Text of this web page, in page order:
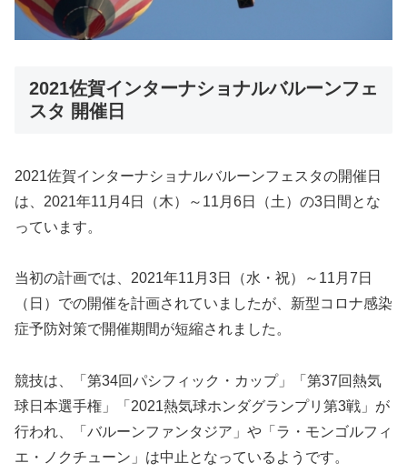
2021佐賀インターナショナルバルーンフェ
スタ 開催日
2021佐賀インターナショナルバルーンフェスタの開催日
は、2021年11月4日（木）～11月6日（土）の3日間とな
っています。
当初の計画では、2021年11月3日（水・祝）～11月7日
（日）での開催を計画されていましたが、新型コロナ感染
症予防対策で開催期間が短縮されました。
競技は、「第34回パシフィック・カップ」「第37回熱気
球日本選手権」「2021熱気球ホンダグランプリ第3戦」が
行われ、「バルーンファンタジア」や「ラ・モンゴルフィ
エ・ノクチューン」は中止となっているようです。